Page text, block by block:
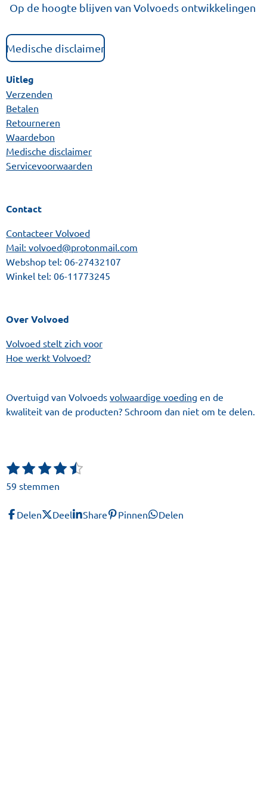
Op de hoogte blijven van Volvoeds ontwikkelingen
Medische disclaimer
Uitleg
Verzenden
Betalen
Retourneren
Waardebon
Medische disclaimer
Servicevoorwaarden
Contact
Contacteer Volvoed
Mail: volvoed@protonmail.com
Webshop tel: 06-27432107
Winkel tel: 06-11773245
Over Volvoed
Volvoed stelt zich voor
Hoe werkt Volvoed?
Overtuigd van Volvoeds volwaardige voeding en de
kwaliteit van de producten? Schroom dan niet om te delen.
R
a
1
s
e
r
2
s
e
3
s
e
4
s
e
5
e
S
m
59 stemmen
Delen Deel Share Pinnen Delen